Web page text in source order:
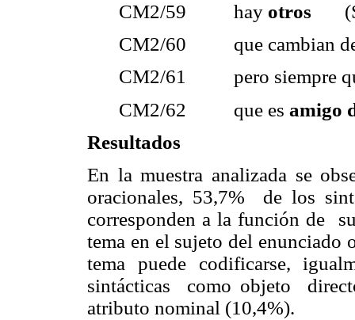
CM2/59 hay otros
CM2/60 que cambian de
CM2/61 pero siempre
CM2/62 que es amigo
Resultados
En la muestra analizada se
oracionales, 53,7% de los
corresponden a la función de
tema en el sujeto del enunciado
tema puede codificarse,
sintácticas como objeto
atributo nominal (10,4%).